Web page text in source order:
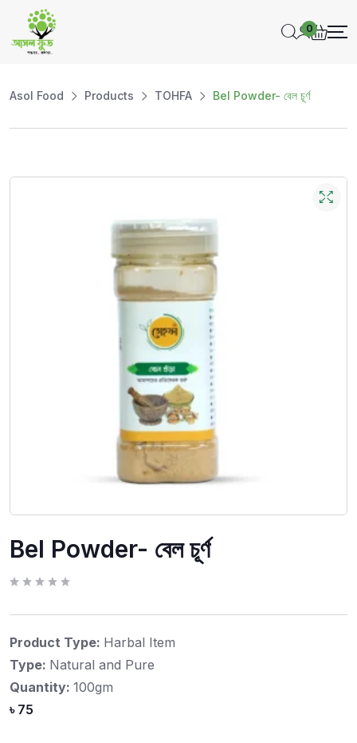
0
Asol Food Products TOHFA Bel Powder- বেল চূর্ণ
Bel Powder- বেল চূর্ণ
t
0
u
o
f
Product Type: Harbal Item
Type: Natural and Pure
Quantity: 100gm
৳ 75